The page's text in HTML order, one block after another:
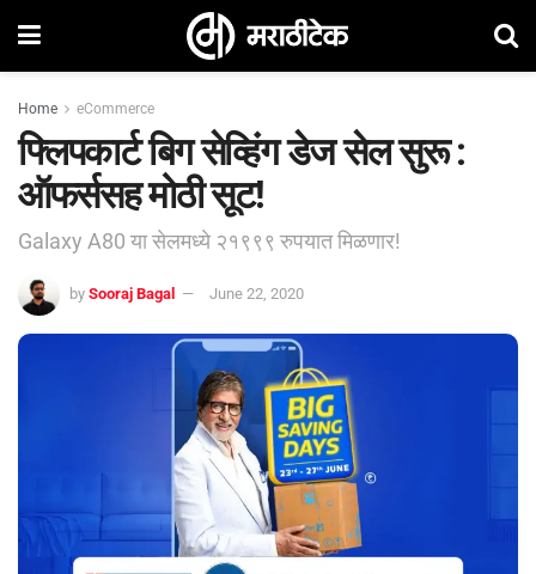
Home eCommerce
फ्लिपकार्ट बिग सेव्हिंग डेज सेल सुरू :
ऑफर्ससह मोठी सूट!
Galaxy A80 या सेलमध्ये २१९९९ रुपयात मिळणार!
by Sooraj Bagal June 22, 2020